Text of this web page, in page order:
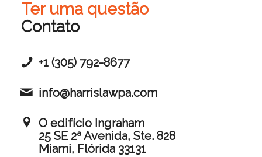
Ter uma questão
Contato
+1 (305) 792-8677
info@harrislawpa.com
O edifício Ingraham
25 SE 2ª Avenida, Ste. 828
Miami, Flórida 33131